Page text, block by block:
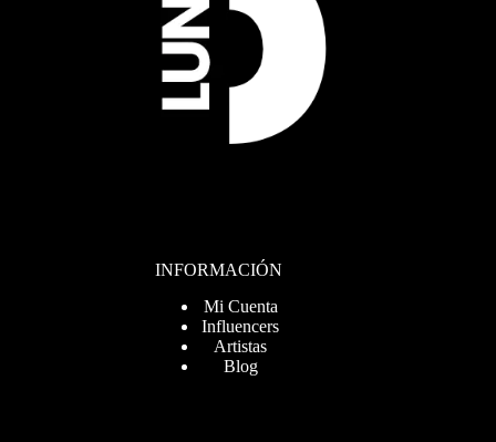
INFORMACIÓN
Mi Cuenta
Influencers
Artistas
Blog